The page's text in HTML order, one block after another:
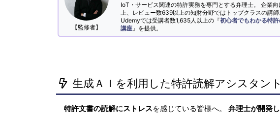
【監修者】
IoT・サービス関連の特許実務を専門とする弁理士。 企業
上、レビュー数639以上の知財分野ではトップクラスの講師
Udemyでは受講者数1,635人以上の『初心者でもわかる特
講座 』を提供。
生成ＡＩを利用した特許読解アシスタン
特許文書の読解にストレスを感じている皆様へ。 弁理士が開発